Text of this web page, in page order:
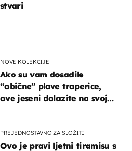
stvari
NOVE KOLEKCIJE
Ako su vam dosadile
“obične” plave traperice,
ove jeseni dolazite na svoje
PREJEDNOSTAVNO ZA SLOŽITI
Ovo je pravi ljetni tiramisu s